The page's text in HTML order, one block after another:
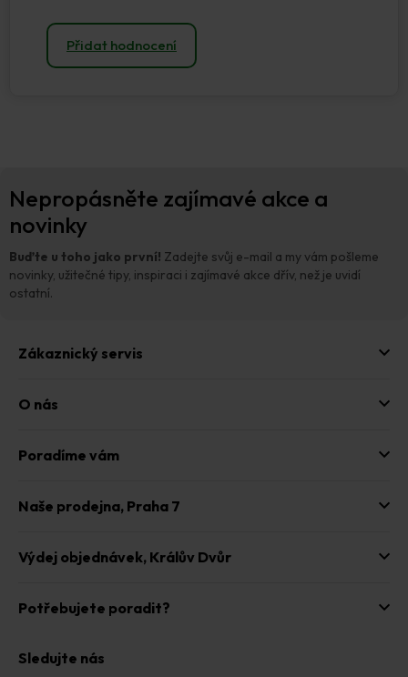
Přidat hodnocení
Nepropásněte zajímavé akce a
novinky
Buďte u toho jako první! Zadejte svůj e-mail a my vám pošleme
novinky, užitečné tipy, inspiraci i zajímavé akce dřív, než je uvidí
ostatní.
Zákaznický servis
O nás
Poradíme vám
Naše prodejna, Praha 7
Výdej objednávek, Králův Dvůr
Potřebujete poradit?
Sledujte nás